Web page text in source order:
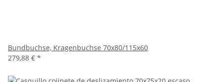
Bundbuchse, Kragenbuchse 70x80/115x60
279,88 € *